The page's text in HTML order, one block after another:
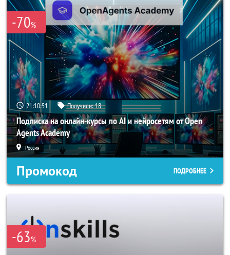
-70%
21:10:50 Получили:18
Подписка на онлайн-курсы по AI и нейросетям от Open
Agents Academy
Россия
Промокод ПОДРОБНЕЕ
-63%